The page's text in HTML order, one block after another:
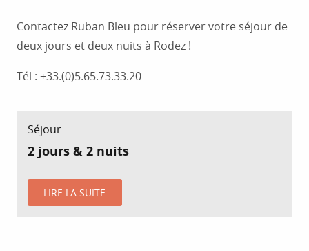
Contactez Ruban Bleu pour réserver votre séjour de
deux jours et deux nuits à Rodez !
Tél : +33.(0)5.65.73.33.20
Séjour
2 jours & 2 nuits
LIRE LA SUITE